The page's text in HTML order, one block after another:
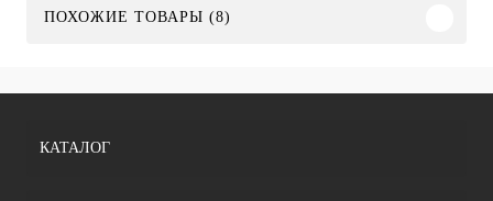
ПОХОЖИЕ ТОВАРЫ (8)
КАТАЛОГ